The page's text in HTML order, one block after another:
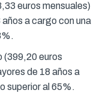
euros mensuales)
a cargo con una
(399,20 euros
de 18 años a
superior al 65%.